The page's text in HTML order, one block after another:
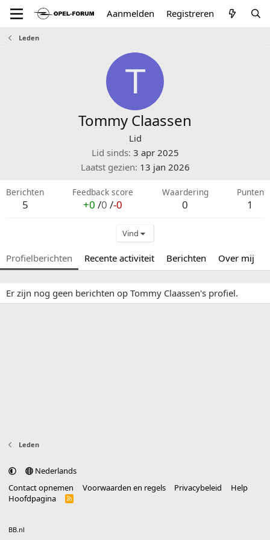
Aanmelden Registreren
Leden
T
Tommy Claassen
Lid
Lid sinds 3 apr 2025
Laatst gezien 13 jan 2026
Berichten
5
Feedback score
+0 /0 /-0
Waardering
0
Punten
1
Vind
Profielberichten Recente activiteit Berichten Over mij
Er zijn nog geen berichten op Tommy Claassen's profiel.
Leden
Nederlands
Contact opnemen
Voorwaarden en regels Privacybeleid
Help
Hoofdpagina
R
BB.nl